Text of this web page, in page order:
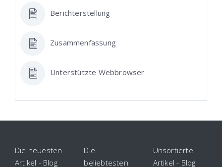
Berichterstellung
Zusammenfassung
Unterstützte Webbrowser
Die neuesten
Artikel - Blog
Die
beliebtesten
Unsortierte
Artikel - Blog